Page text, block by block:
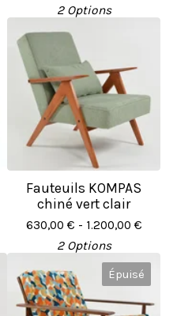
2 Options
Fauteuils KOMPAS
chiné vert clair
630,00 € - 1.200,00 €
2 Options
Épuisé